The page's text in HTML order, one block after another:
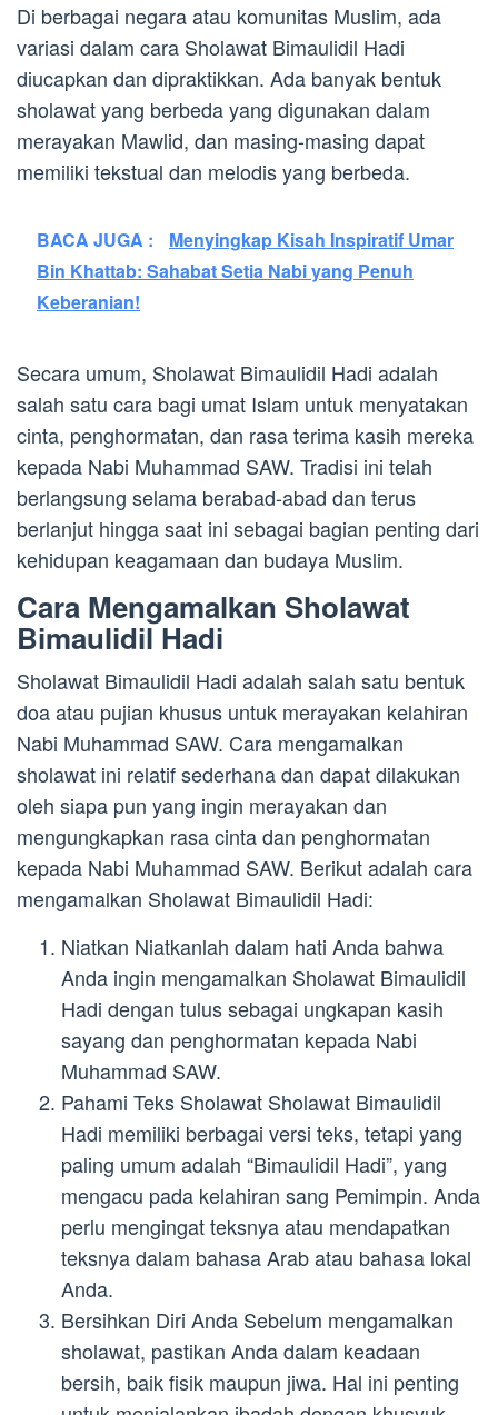
Di berbagai negara atau komunitas Muslim, ada
variasi dalam cara Sholawat Bimaulidil Hadi
diucapkan dan dipraktikkan. Ada banyak bentuk
sholawat yang berbeda yang digunakan dalam
merayakan Mawlid, dan masing-masing dapat
memiliki tekstual dan melodis yang berbeda.
BACA JUGA :
Menyingkap Kisah Inspiratif Umar
Bin Khattab: Sahabat Setia Nabi yang Penuh
Keberanian!
Secara umum, Sholawat Bimaulidil Hadi adalah
salah satu cara bagi umat Islam untuk menyatakan
cinta, penghormatan, dan rasa terima kasih mereka
kepada Nabi Muhammad SAW. Tradisi ini telah
berlangsung selama berabad-abad dan terus
berlanjut hingga saat ini sebagai bagian penting dari
kehidupan keagamaan dan budaya Muslim.
Cara Mengamalkan Sholawat
Bimaulidil Hadi
Sholawat Bimaulidil Hadi adalah salah satu bentuk
doa atau pujian khusus untuk merayakan kelahiran
Nabi Muhammad SAW. Cara mengamalkan
sholawat ini relatif sederhana dan dapat dilakukan
oleh siapa pun yang ingin merayakan dan
mengungkapkan rasa cinta dan penghormatan
kepada Nabi Muhammad SAW. Berikut adalah cara
mengamalkan Sholawat Bimaulidil Hadi:
Niatkan Niatkanlah dalam hati Anda bahwa
Anda ingin mengamalkan Sholawat Bimaulidil
Hadi dengan tulus sebagai ungkapan kasih
sayang dan penghormatan kepada Nabi
Muhammad SAW.
Pahami Teks Sholawat Sholawat Bimaulidil
Hadi memiliki berbagai versi teks, tetapi yang
paling umum adalah “Bimaulidil Hadi”, yang
mengacu pada kelahiran sang Pemimpin. Anda
perlu mengingat teksnya atau mendapatkan
teksnya dalam bahasa Arab atau bahasa lokal
Anda.
Bersihkan Diri Anda Sebelum mengamalkan
sholawat, pastikan Anda dalam keadaan
bersih, baik fisik maupun jiwa. Hal ini penting